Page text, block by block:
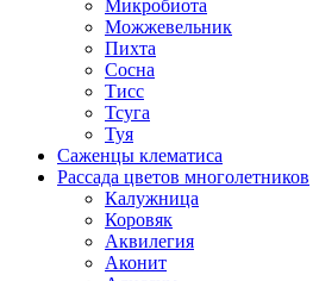
Микробиота
Можжевельник
Пихта
Сосна
Тисс
Тсуга
Туя
Саженцы клематиса
Рассада цветов многолетников
Калужница
Коровяк
Аквилегия
Аконит